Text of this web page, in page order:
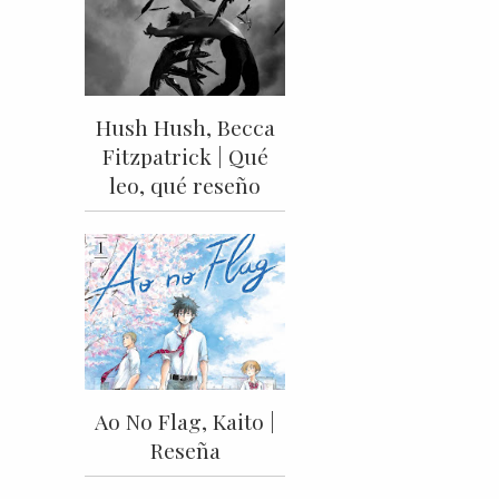
Hush Hush, Becca
Fitzpatrick | Qué
leo, qué reseño
Ao No Flag, Kaito |
Reseña